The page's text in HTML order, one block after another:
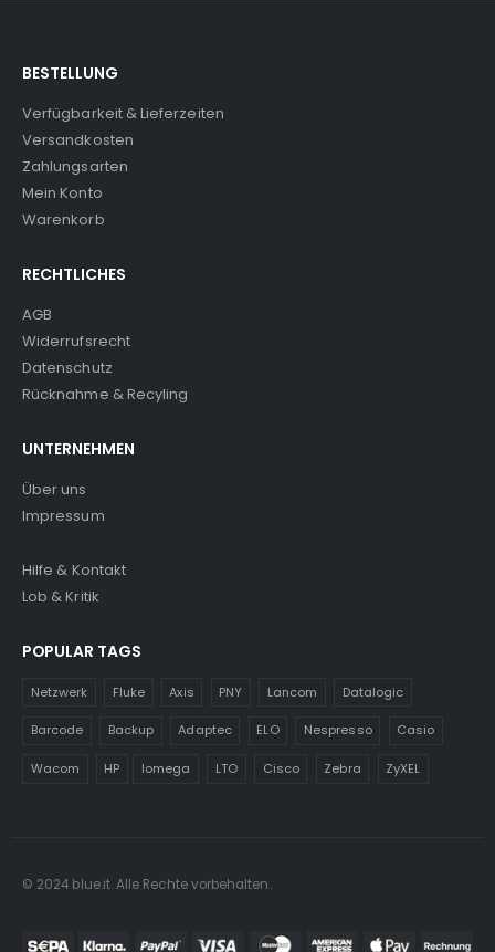
BESTELLUNG
Verfügbarkeit & Lieferzeiten
Versandkosten
Zahlungsarten
Mein Konto
Warenkorb
RECHTLICHES
AGB
Widerrufsrecht
Datenschutz
Rücknahme & Recyling
UNTERNEHMEN
Über uns
Impressum
Hilfe & Kontakt
Lob & Kritik
POPULAR TAGS
Netzwerk Fluke Axis PNY Lancom Datalogic
Barcode Backup Adaptec ELO Nespresso Casio
Wacom HP Iomega LTO Cisco Zebra ZyXEL
© 2024 blue.it. Alle Rechte vorbehalten.